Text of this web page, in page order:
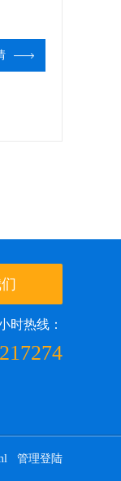
时热线：
管理登陆